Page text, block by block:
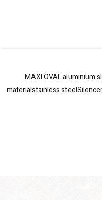
MAXI OVAL aluminium
materialstainless